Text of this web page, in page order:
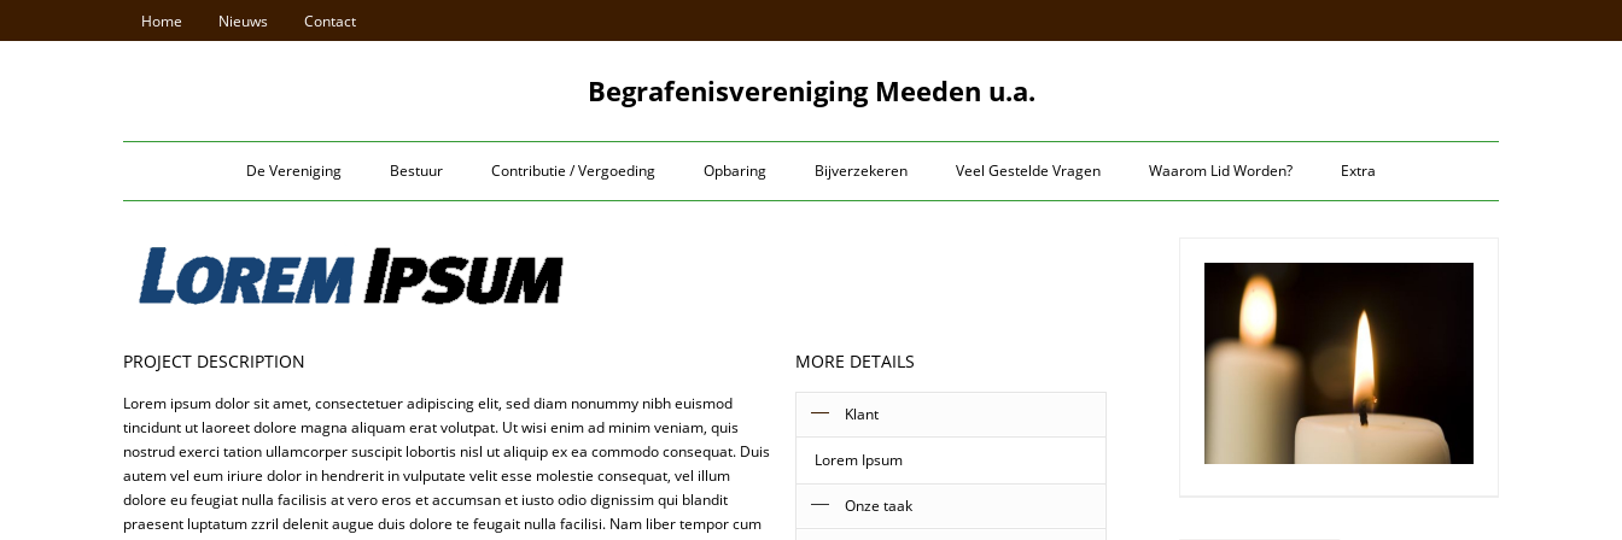
Home Nieuws Contact
Begrafenisvereniging Meeden u.a.
De Vereniging Bestuur Contributie / Vergoeding Opbaring Bijverzekeren Veel Gestelde Vragen Waarom Lid Worden? Extra
PROJECT DESCRIPTION
Lorem ipsum dolor sit amet, consectetuer adipiscing elit, sed diam nonummy nibh euismod
tincidunt ut laoreet dolore magna aliquam erat volutpat. Ut wisi enim ad minim veniam, quis
nostrud exerci tation ullamcorper suscipit lobortis nisl ut aliquip ex ea commodo consequat. Duis
autem vel eum iriure dolor in hendrerit in vulputate velit esse molestie consequat, vel illum
dolore eu feugiat nulla facilisis at vero eros et accumsan et iusto odio dignissim qui blandit
praesent luptatum zzril delenit augue duis dolore te feugait nulla facilisi. Nam liber tempor cum
MORE DETAILS
Klant
Lorem Ipsum
Onze taak